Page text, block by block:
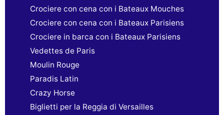
Crociere con cena con i Bateaux Mouches
Crociere con cena con i Bateaux Parisiens
Crociere in barca con i Bateaux Parisiens
Vedettes de Paris
Moulin Rouge
Paradis Latin
Crazy Horse
Biglietti per la Reggia di Versailles